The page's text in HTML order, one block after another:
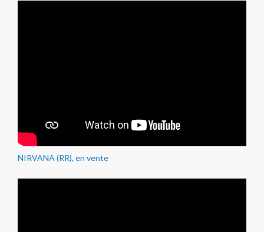
NIRVANA (RR), en vente